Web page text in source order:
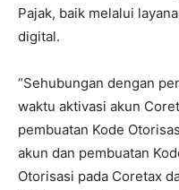
Pajak, baik melalui
digital.
“Sehubungan dengan
waktu aktivasi akun
pembuatan Kode
akun dan pembuatan
Otorisasi pada Coretax